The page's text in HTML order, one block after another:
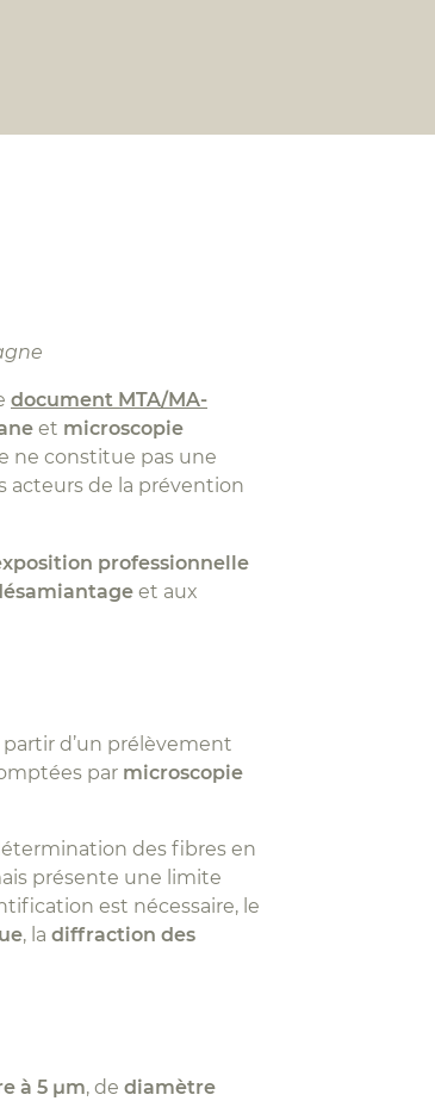
document MTA/MA-
et microscopie
ne constitue pas une
acteurs de la prévention
professionnelle
et aux
partir d’un prélèvement
par microscopie
des fibres en
présente une limite
est nécessaire, le
, la diffraction des
à 5 µm, de diamètre